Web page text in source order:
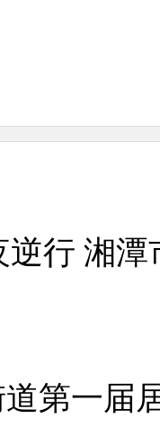
逆行 湘
第一届